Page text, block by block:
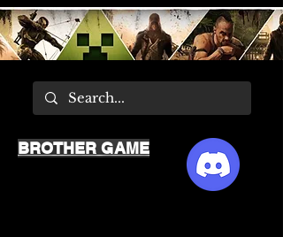
BROTHER GAME